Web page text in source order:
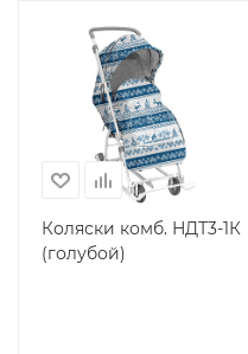
Коляски комб. НДТ3-1К
(голубой)